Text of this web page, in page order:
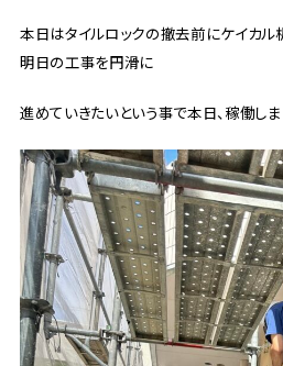
本日はタイルロックの撤去前にケイカル
明日の工事を円滑に
進めていきたいという事で本日、稼働しま